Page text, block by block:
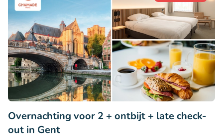
Overnachting voor 2 + ontbijt + late check-
out in Gent